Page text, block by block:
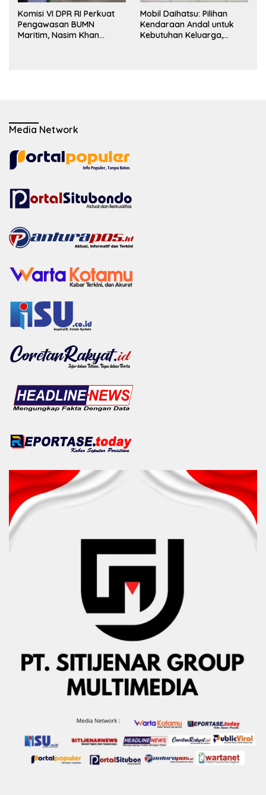
Komisi VI DPR RI Perkuat
Pengawasan BUMN
Maritim, Nasim Khan
Mobil Daihatsu: Pilihan
Kendaraan Andal untuk
Kebutuhan Keluarga,
Media Network